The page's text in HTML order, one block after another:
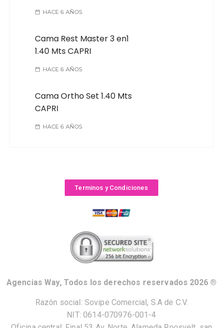
HACE 6 AÑOS
Cama Rest Master 3 en1
1.40 Mts CAPRI
HACE 6 AÑOS
Cama Ortho Set 1.40 Mts
CAPRI
HACE 6 AÑOS
Terminos y Condiciones
Agencias Way, Todos los derechos reservados 2026 ®
Razón social: Sovipe Comercial, S.A de C.V.
NIT: 0614-070976-001-4